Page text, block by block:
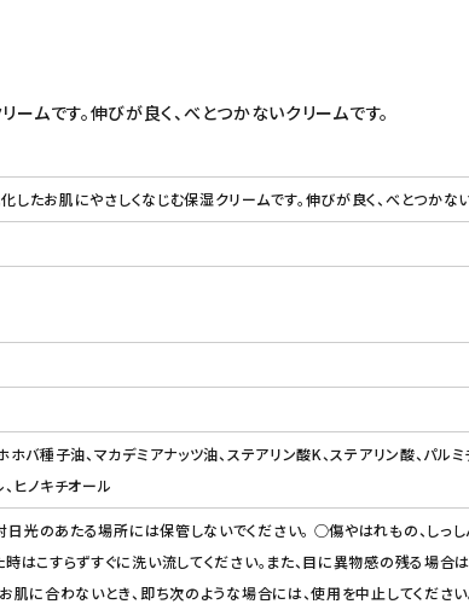
ムです。伸びが良く、べとつかないクリームです。
たお肌にやさしくなじむ保湿クリームです。伸びが良く、べとつかな
ホバ種子油、マカデミアナッツ油、ステアリン酸K、ステアリン酸、パル
ヒノキチオール
光のあたる場所には保管しないでください。 ○傷やはれもの、しっ
時はこすらずすぐに洗い流してください。また、目に異物感の残る場
肌に合わないとき、即ち次のような場合には、使用を中止してくだ